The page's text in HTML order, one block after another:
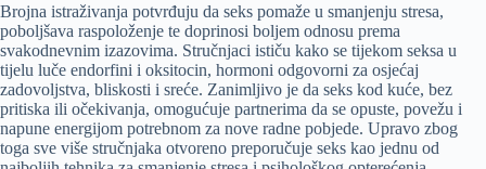
Brojna istraživanja potvrđuju da seks pomaže u smanjenju stresa,
poboljšava raspoloženje te doprinosi boljem odnosu prema
svakodnevnim izazovima. Stručnjaci ističu kako se tijekom seksa u
tijelu luče endorfini i oksitocin, hormoni odgovorni za osjećaj
zadovoljstva, bliskosti i sreće. Zanimljivo je da seks kod kuće, bez
pritiska ili očekivanja, omogućuje partnerima da se opuste, povežu i
napune energijom potrebnom za nove radne pobjede. Upravo zbog
toga sve više stručnjaka otvoreno preporučuje seks kao jednu od